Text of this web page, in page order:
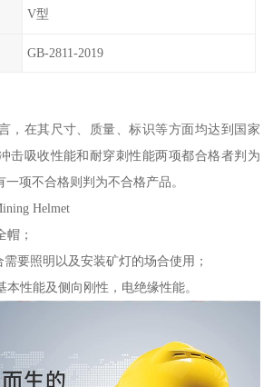
V型
GB-2811-2019
，在其尺寸、质量、标识等方面均达到国家
击吸收性能和耐穿刺性能两项都合格者判为
项不合格则判为不合格产品。
Helmet
帽；
要照明以及安装矿灯的场合使用；
本性能及侧向刚性，电绝缘性能。